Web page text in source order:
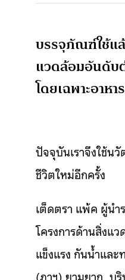
บรรจุภัณฑ์ใช้แ
แวดล้อมอันดับ
โดยเฉพาะอาห
ปัจจุบันเราจึงใช้น
ชีวิตใหม่อีกครั้ง
เต็ดตรา แพ้ค ผู้นำ
โครงการด้านสิ่งแ
แข็งแรง กันน้ำและ
(ภาฯ) ยามยาก บริ